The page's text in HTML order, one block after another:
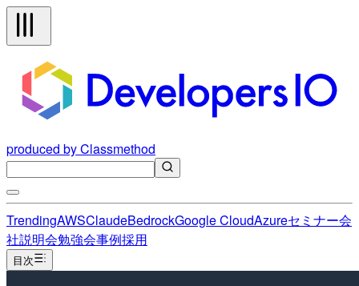
produced by Classmethod
TrendingAWSClaudeBedrockGoogle CloudAzureセミナー会
社説明会勉強会事例採用
目次